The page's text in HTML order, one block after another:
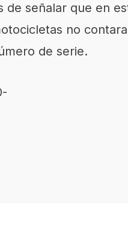
de señalar que en
no
de serie.